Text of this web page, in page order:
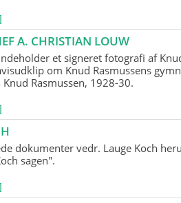
A. CHRISTIAN LOUW
et signeret fotografi af
om Knud Rasmussens
Rasmussen, 1928-30.
dokumenter vedr. Lauge Koch
sagen".